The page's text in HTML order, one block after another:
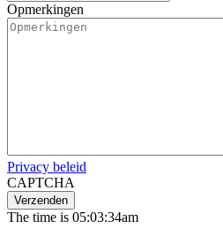
Opmerkingen
Privacy beleid
CAPTCHA
The time is 05:03:34am